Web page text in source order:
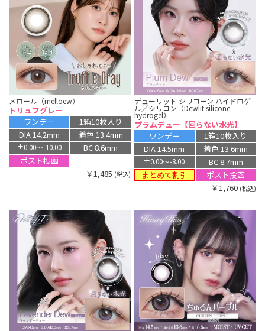
メロール（melloew）
トリュフグレー
ワンデー
1箱10枚入り
DIA 14.2mm
着色 13.4mm
±0.00〜-10.00
BC 8.6mm
ポスト投函
￥1,485 (税込)
デューリット シリコーン ハイドロゲ
ル／シリコン（Dewlit silicone
hydrogel）
プラムデュー【回らない水光】
ワンデー
1箱10枚入り
DIA 14.5mm
着色 13.6mm
±0.00〜-8.00
BC 8.7mm
まとめて割引
ポスト投函
￥1,760 (税込)